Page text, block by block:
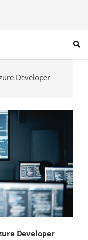
results
Developer
Developer